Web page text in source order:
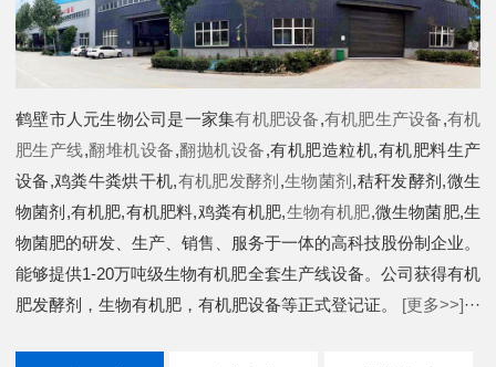
鹤壁市人元生物公司是一家集有机肥设备,有机肥生产设备,有机
肥生产线,翻堆机设备,翻抛机设备,有机肥造粒机,有机肥料生产
设备,鸡粪牛粪烘干机,有机肥发酵剂 ,生物菌剂 ,秸秆发酵剂,微生
物菌剂,有机肥,有机肥料,鸡粪有机肥,生物有机肥,微生物菌肥,生
物菌肥的研发、生产、销售、服务于一体的高科技股份制企业。
能够提供1-20万吨级生物有机肥全套生产线设备。公司获得有机
肥发酵剂，生物有机肥，有机肥设备等正式登记证。
[更多>>]···